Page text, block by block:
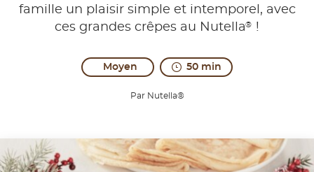
famille un plaisir simple et intemporel, avec
ces grandes crêpes au Nutella® !
Moyen 50 min
Par Nutella®